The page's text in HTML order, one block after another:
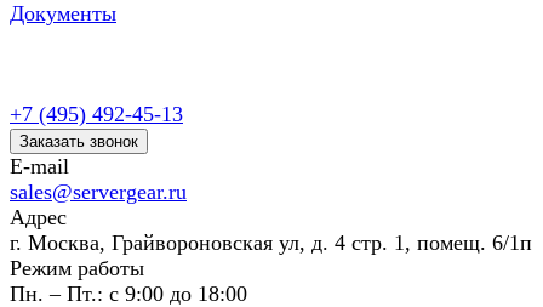
Документы
+7 (495) 492-45-13
Заказать звонок
E-mail
sales@servergear.ru
Адрес
г. Москва, Грайвороновская ул, д. 4 стр. 1, помещ. 6/1п
Режим работы
Пн. – Пт.: с 9:00 до 18:00